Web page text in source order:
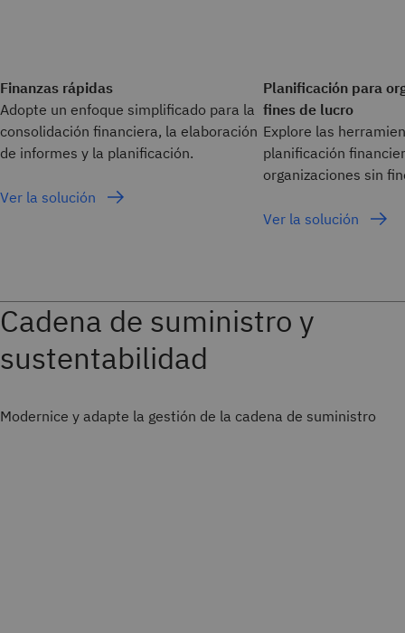
Finanzas rápidas
Adopte un enfoque simplificado para la
consolidación financiera, la elaboración
de informes y la planificación.
Ver la solución
Planificación para
fines de lucro
Explore las
planificación
organizaciones sin
Ver la solución
Cadena de suministro y
sustentabilidad
Modernice y adapte la gestión de la cadena de suministro